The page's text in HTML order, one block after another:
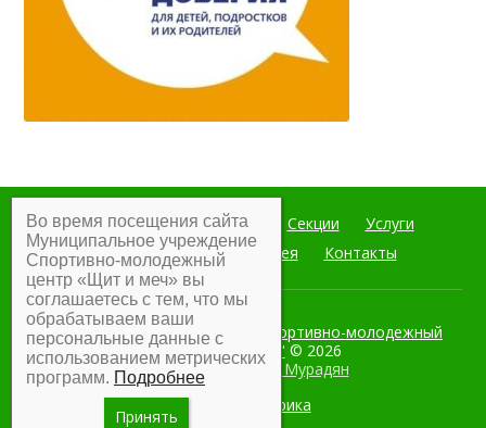
Главная Мероприятия Секции
Услуги
Документы
Фотогалерея Контакты
Муниципальное учреждение Спортивно-молодежный
центр "Щит и меч" © 2026
Разработка:Армен Мурадян
Во время посещения сайта
Муниципальное учреждение
Спортивно-молодежный
центр «Щит и меч» вы
соглашаетесь с тем, что мы
обрабатываем ваши
персональные данные с
использованием метрических
программ. Подробнее